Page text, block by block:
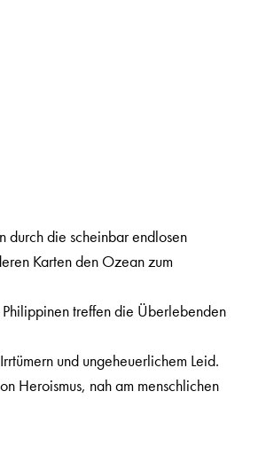
die scheinbar endlosen
Karten den Ozean zum
treffen die Überlebenden
und ungeheuerlichem Leid.
Heroismus, nah am menschlichen